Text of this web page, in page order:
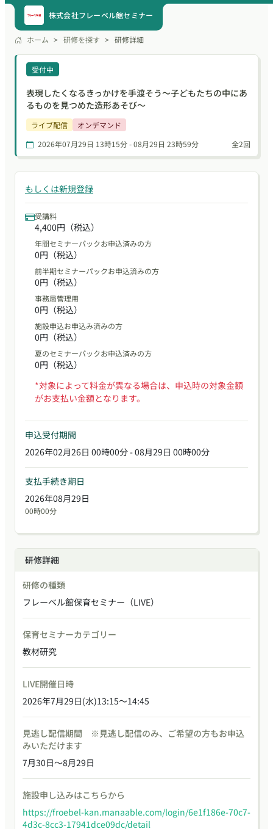
株式会社フレーベル館セミナー
ホーム 研修を探す 研修詳細
受付中
表現したくなるきっかけを手渡そう〜子どもたちの中にあ
るものを見つめた造形あそび〜
ライブ配信
オンデマンド
2026年07月29日 13時15分 - 08月29日 23時59分
全2回
もしくは新規登録
受講料
4,400円（税込）
年間セミナーパックお申込済みの方
0円（税込）
前半期セミナーパックお申込済みの方
0円（税込）
事務局管理用
0円（税込）
施設申込お申込み済みの方
0円（税込）
夏のセミナーパックお申込済みの方
0円（税込）
*対象によって料金が異なる場合は、申込時の対象金額
がお支払い金額となります。
申込受付期間
2026年02月26日 00時00分 - 08月29日 00時00分
支払手続き期日
2026年08月29日
00時00分
研修詳細
研修の種類
フレーベル館保育セミナー（LIVE）
保育セミナーカテゴリー
教材研究
LIVE開催日時
2026年7月29日(水)13:15～14:45
見逃し配信期間 ※見逃し配信のみ、ご希望の方もお申込
みいただけます
7月30日～8月29日
施設申し込みはこちらから
https://froebel-kan.manaable.com/login/6e1f186e-70c7-
4d3c-8cc3-17941dce09dc/detail